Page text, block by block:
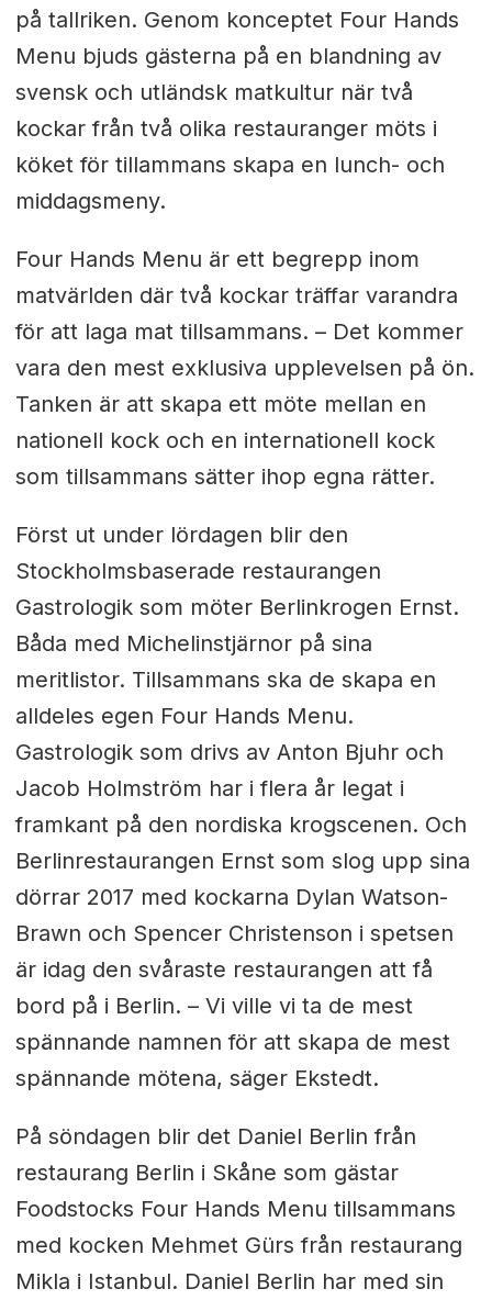
på tallriken. Genom konceptet Four Hands
Menu bjuds gästerna på en blandning av
svensk och utländsk matkultur när två
kockar från två olika restauranger möts i
köket för tillammans skapa en lunch- och
middagsmeny.
Four Hands Menu är ett begrepp inom
matvärlden där två kockar träffar varandra
för att laga mat tillsammans. – Det kommer
vara den mest exklusiva upplevelsen på ön.
Tanken är att skapa ett möte mellan en
nationell kock och en internationell kock
som tillsammans sätter ihop egna rätter.
Först ut under lördagen blir den
Stockholmsbaserade restaurangen
Gastrologik som möter Berlinkrogen Ernst.
Båda med Michelinstjärnor på sina
meritlistor. Tillsammans ska de skapa en
alldeles egen Four Hands Menu.
Gastrologik som drivs av Anton Bjuhr och
Jacob Holmström har i flera år legat i
framkant på den nordiska krogscenen. Och
Berlinrestaurangen Ernst som slog upp sina
dörrar 2017 med kockarna Dylan Watson-
Brawn och Spencer Christenson i spetsen
är idag den svåraste restaurangen att få
bord på i Berlin. – Vi ville vi ta de mest
spännande namnen för att skapa de mest
spännande mötena, säger Ekstedt.
På söndagen blir det Daniel Berlin från
restaurang Berlin i Skåne som gästar
Foodstocks Four Hands Menu tillsammans
med kocken Mehmet Gürs från restaurang
Mikla i Istanbul. Daniel Berlin har med sin